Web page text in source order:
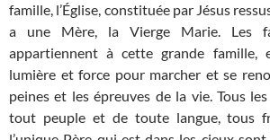
famille, l’Église, constituée par Jésus
a une Mère, la Vierge Marie. Les
appartiennent à cette grande
lumière et force pour marcher et se
peines et les épreuves de la vie. Tous
tout peuple et de toute langue, tous